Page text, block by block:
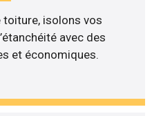
toiture, isolons vos
avec des
et économiques.